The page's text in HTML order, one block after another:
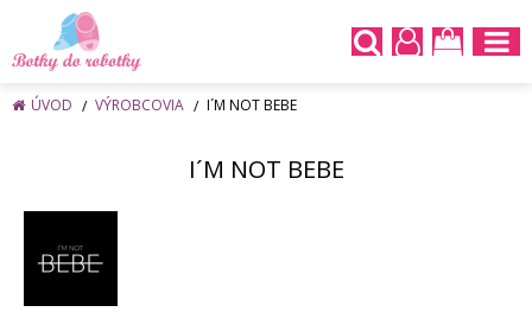
ÚVOD VÝROBCOVIA I´M NOT BEBE
I´M NOT BEBE